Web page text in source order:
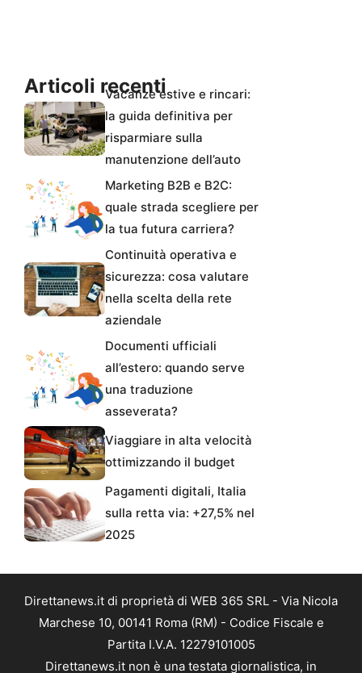
Articoli recentiVacanze estive e rincari:
la guida definitiva per
risparmiare sulla
manutenzione dell’auto
Marketing B2B e B2C:
quale strada scegliere per
la tua futura carriera?
Continuità operativa e
sicurezza: cosa valutare
nella scelta della rete
aziendale
Documenti ufficiali
all’estero: quando serve
una traduzione
asseverata?
Viaggiare in alta velocità
ottimizzando il budget
Pagamenti digitali, Italia
sulla retta via: +27,5% nel
2025
Direttanews.it di proprietà di WEB 365 SRL - Via Nicola
Marchese 10, 00141 Roma (RM) - Codice Fiscale e
Partita I.V.A. 12279101005
Direttanews.it non è una testata giornalistica, in